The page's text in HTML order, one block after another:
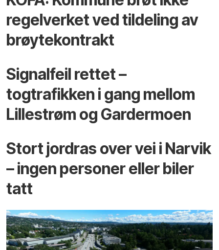
regelverket ved tildeling av
brøytekontrakt
Signalfeil rettet –
togtrafikken i gang mellom
Lillestrøm og Gardermoen
Stort jordras over vei i Narvik
– ingen personer eller biler
tatt